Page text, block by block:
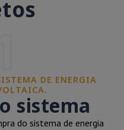
DE ENERGIA
sistema
do sistema de energia